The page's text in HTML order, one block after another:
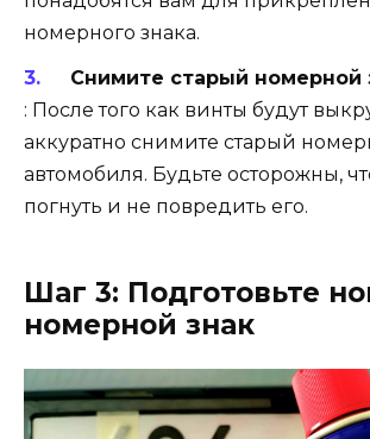
номерного знака.
Снимите старый номерной
: После того как винты будут
аккуратно снимите старый
автомобиля. Будьте осторожны,
погнуть и не повредить его.
Шаг 3: Подготовьте
номерной знак